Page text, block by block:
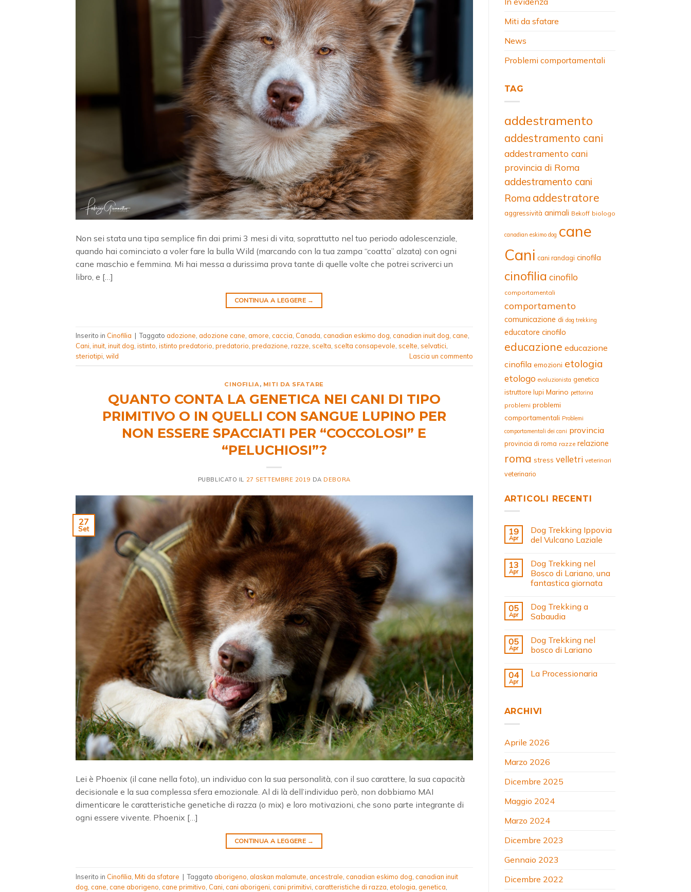
Non sei stata una tipa semplice fin dai primi 3 mesi di vita, soprattutto nel tuo periodo adolescenziale,
quando hai cominciato a voler fare la bulla Wild (marcando con la tua zampa “coatta” alzata) con ogni
cane maschio e femmina. Mi hai messa a durissima prova tante di quelle volte che potrei scriverci un
libro, e […]
CONTINUA A LEGGERE →
Inserito in Cinofilia | Taggato adozione, adozione cane, amore, caccia, Canada, canadian eskimo dog, canadian inuit dog, cane,
Cani, inuit, inuit dog, istinto, istinto predatorio, predatorio, predazione, razze, scelta, scelta consapevole, scelte, selvatici,
steriotipi, wild Lascia un commento
CINOFILIA, MITI DA SFATARE
QUANTO CONTA LA GENETICA NEI CANI DI TIPO
PRIMITIVO O IN QUELLI CON SANGUE LUPINO PER
NON ESSERE SPACCIATI PER “COCCOLOSI” E
“PELUCHIOSI”?
PUBBLICATO IL 27 SETTEMBRE 2019 DA DEBORA
27
Set
Lei è Phoenix (il cane nella foto), un individuo con la sua personalità, con il suo carattere, la sua capacità
decisionale e la sua complessa sfera emozionale. Al di là dell’individuo però, non dobbiamo MAI
dimenticare le caratteristiche genetiche di razza (o mix) e loro motivazioni, che sono parte integrante di
ogni essere vivente. Phoenix […]
CONTINUA A LEGGERE →
Inserito in Cinofilia Miti da sfatare | Taggato aborigeno alaskan malamute ancestrale canadian eskimo dog canadian inuit
dog cane cane aborigeno cane primitivo Cani cani aborigeni cani primitivi caratteristiche di razza etologia genetica
Miti da sfatare
News
Problemi comportamentali
TAG
addestramento
addestramento cani
addestramento cani
provincia di Roma
addestramento cani
Roma addestratore
aggressività animali Bekoff biologo
canadian eskimo dog cane
Cani cani randagi cinofila
cinofilia cinofilo
comportamentali
comportamento
comunicazione di dog trekking
educatore cinofilo
educazione educazione
cinofila emozioni etologia
etologo evoluzionista genetica
istruttore lupi Marino pettorina
problemi problemi
comportamentali Problemi
comportamentali dei cani provincia
provincia di roma razze relazione
roma stress velletri veterinari
veterinario
ARTICOLI RECENTI
19
Apr
Dog Trekking Ippovia
del Vulcano Laziale
13
Apr
Dog Trekking nel
Bosco di Lariano, una
fantastica giornata
05
Apr
Dog Trekking a
Sabaudia
05
Apr
Dog Trekking nel
bosco di Lariano
04
Apr
La Processionaria
ARCHIVI
Aprile 2026
Marzo 2026
Dicembre 2025
Maggio 2024
Marzo 2024
Dicembre 2023
Gennaio 2023
Dicembre 2022